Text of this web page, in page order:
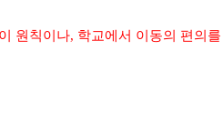
원칙이나, 학교에서 이동의 편의를